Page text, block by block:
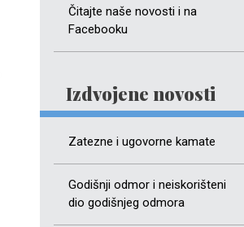
Čitajte naše novosti i na
Facebooku
Izdvojene novosti
Zatezne i ugovorne kamate
Godišnji odmor i neiskorišteni
dio godišnjeg odmora